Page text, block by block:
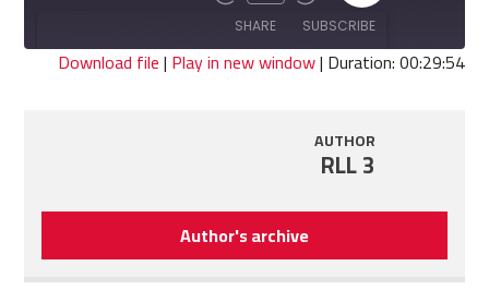
Episode
10
Seconds
seconds
SUBSCRIBE
SHARE
Download file| Play in new window| Duration: 00:29:54
AUTHOR
RLL 3
Author's archive